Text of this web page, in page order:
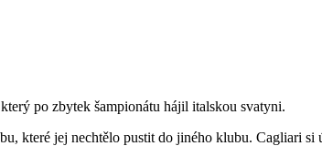
po zbytek šampionátu hájil italskou svatyni.
které jej nechtělo pustit do jiného klubu. Cagliari si